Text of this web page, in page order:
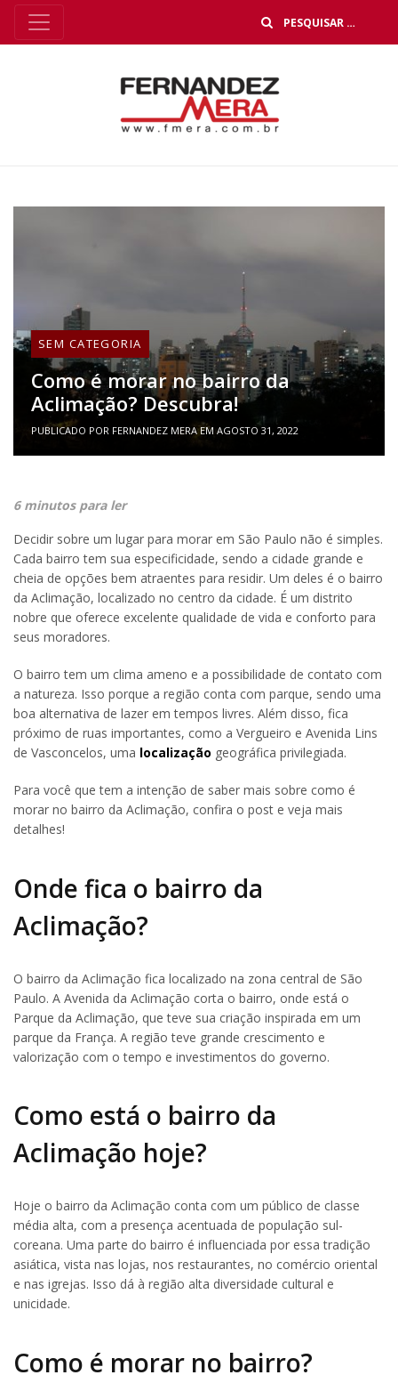
SEM CATEGORIA
Como é morar no bairro da
Aclimação? Descubra!
PUBLICADO POR FERNANDEZ MERAEM AGOSTO 31, 2022
6 minutos para ler
Decidir sobre um lugar para morar em São Paulo não é simples.
Cada bairro tem sua especificidade, sendo a cidade grande e
cheia de opções bem atraentes para residir. Um deles é o bairro
da Aclimação, localizado no centro da cidade. É um distrito
nobre que oferece excelente qualidade de vida e conforto para
seus moradores.
O bairro tem um clima ameno e a possibilidade de contato com
a natureza. Isso porque a região conta com parque, sendo uma
boa alternativa de lazer em tempos livres. Além disso, fica
próximo de ruas importantes, como a Vergueiro e Avenida Lins
de Vasconcelos, uma localização geográfica privilegiada.
Para você que tem a intenção de saber mais sobre como é
morar no bairro da Aclimação, confira o post e veja mais
detalhes!
Onde fica o bairro da
Aclimação?
O bairro da Aclimação fica localizado na zona central de São
Paulo. A Avenida da Aclimação corta o bairro, onde está o
Parque da Aclimação, que teve sua criação inspirada em um
parque da França. A região teve grande crescimento e
valorização com o tempo e investimentos do governo.
Como está o bairro da
Aclimação hoje?
Hoje o bairro da Aclimação conta com um público de classe
média alta, com a presença acentuada de população sul-
coreana. Uma parte do bairro é influenciada por essa tradição
asiática, vista nas lojas, nos restaurantes, no comércio oriental
e nas igrejas. Isso dá à região alta diversidade cultural e
unicidade.
Como é morar no bairro?